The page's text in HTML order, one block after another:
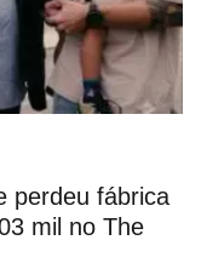
perdeu fábrica
mil no The